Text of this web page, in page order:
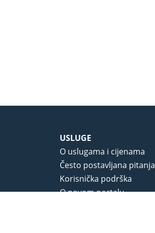
USLUGE
O uslugama i cijenama
Često postavljana pitanja
Korisnička podrška
O novom portalu